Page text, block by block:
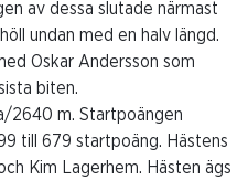
av dessa slutade närmast
undan med en halv längd.
Oskar Andersson som
biten.
2640 m. Startpoängen
till 679 startpoäng. Hästens
Kim Lagerhem. Hästen ägs